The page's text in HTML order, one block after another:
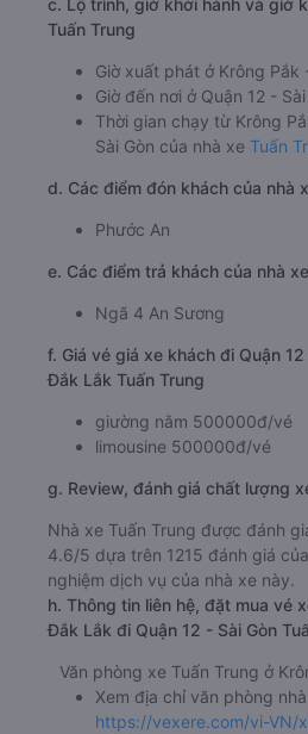
c. Lộ trình, giờ khởi hành và giờ
Tuấn Trung
Giờ xuất phát ở Krông
Giờ đến nơi ở Quận 12 -
Thời gian chạy từ Krông
Sài Gòn của nhà xe Tuấn
d. Các điểm đón khách của nhà
Phước An
e. Các điểm trả khách của nhà
Ngã 4 An Sương
f. Giá vé giá xe khách đi Quận
Đắk Lắk Tuấn Trung
giường nằm 500000đ/vé
limousine 500000đ/vé
g. Review, đánh giá chất lượng
Nhà xe Tuấn Trung được đánh
4.6/5 dựa trên 1215 đánh giá
nghiệm dịch vụ của nhà xe này.
h. Thông tin liên hệ, đặt mua vé
Đắk Lắk đi Quận 12 - Sài Gòn
Văn phòng xe Tuấn Trung ở
Xem địa chỉ văn phòng
https://vexere.com/vi-VN/